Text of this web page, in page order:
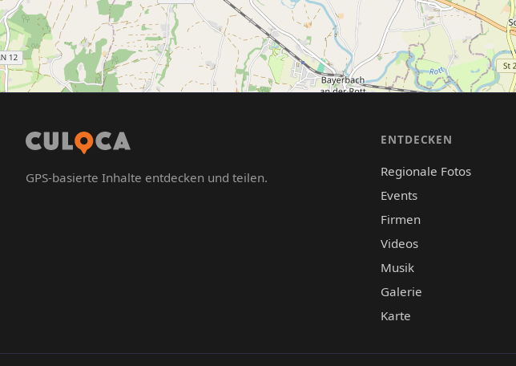
GPS-basierte Inhalte entdecken und teilen.
ENTDECKEN
Regionale Fotos
Events
Firmen
Videos
Musik
Galerie
Karte